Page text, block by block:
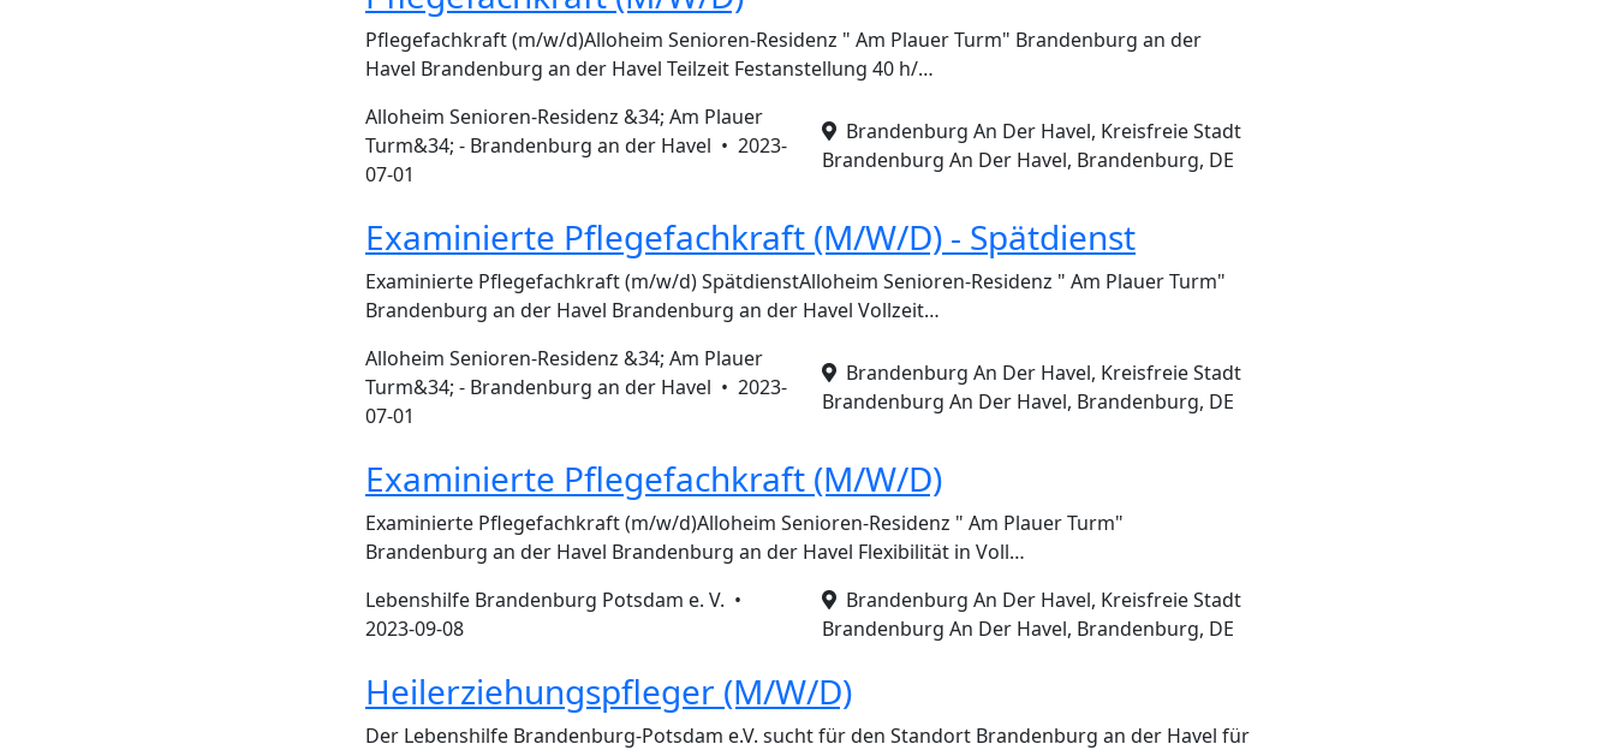
Pflegefachkraft (m/w/d)Alloheim Senioren-Residenz " Am Plauer Turm" Brandenburg an der
Havel Brandenburg an der Havel Teilzeit Festanstellung 40 h/…
Alloheim Senioren-Residenz &34; Am Plauer
Turm&34; - Brandenburg an der Havel • 2023-
07-01
Brandenburg An Der Havel, Kreisfreie Stadt
Brandenburg An Der Havel, Brandenburg, DE
Examinierte Pflegefachkraft (M/W/D) - Spätdienst
Examinierte Pflegefachkraft (m/w/d) SpätdienstAlloheim Senioren-Residenz " Am Plauer Turm"
Brandenburg an der Havel Brandenburg an der Havel Vollzeit…
Alloheim Senioren-Residenz &34; Am Plauer
Turm&34; - Brandenburg an der Havel • 2023-
07-01
Brandenburg An Der Havel, Kreisfreie Stadt
Brandenburg An Der Havel, Brandenburg, DE
Examinierte Pflegefachkraft (M/W/D)
Examinierte Pflegefachkraft (m/w/d)Alloheim Senioren-Residenz " Am Plauer Turm"
Brandenburg an der Havel Brandenburg an der Havel Flexibilität in Voll…
Lebenshilfe Brandenburg Potsdam e. V. •
2023-09-08
Brandenburg An Der Havel, Kreisfreie Stadt
Brandenburg An Der Havel, Brandenburg, DE
Heilerziehungspfleger (M/W/D)
Der Lebenshilfe Brandenburg-Potsdam e.V. sucht für den Standort Brandenburg an der Havel für